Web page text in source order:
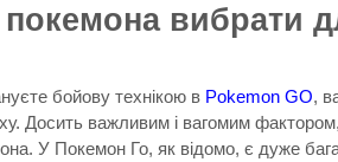
покемона вибрати
бойову технікою в Pokemon GO,
Досить важливим і вагомим
У Покемон Го, як відомо, є дуже